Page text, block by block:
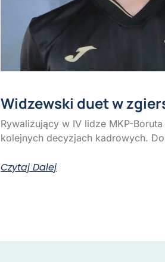
Widzewski duet w
Rywalizujący w IV lidze MKP-
kolejnych decyzjach kadrowych. Do
Czytaj Dalej